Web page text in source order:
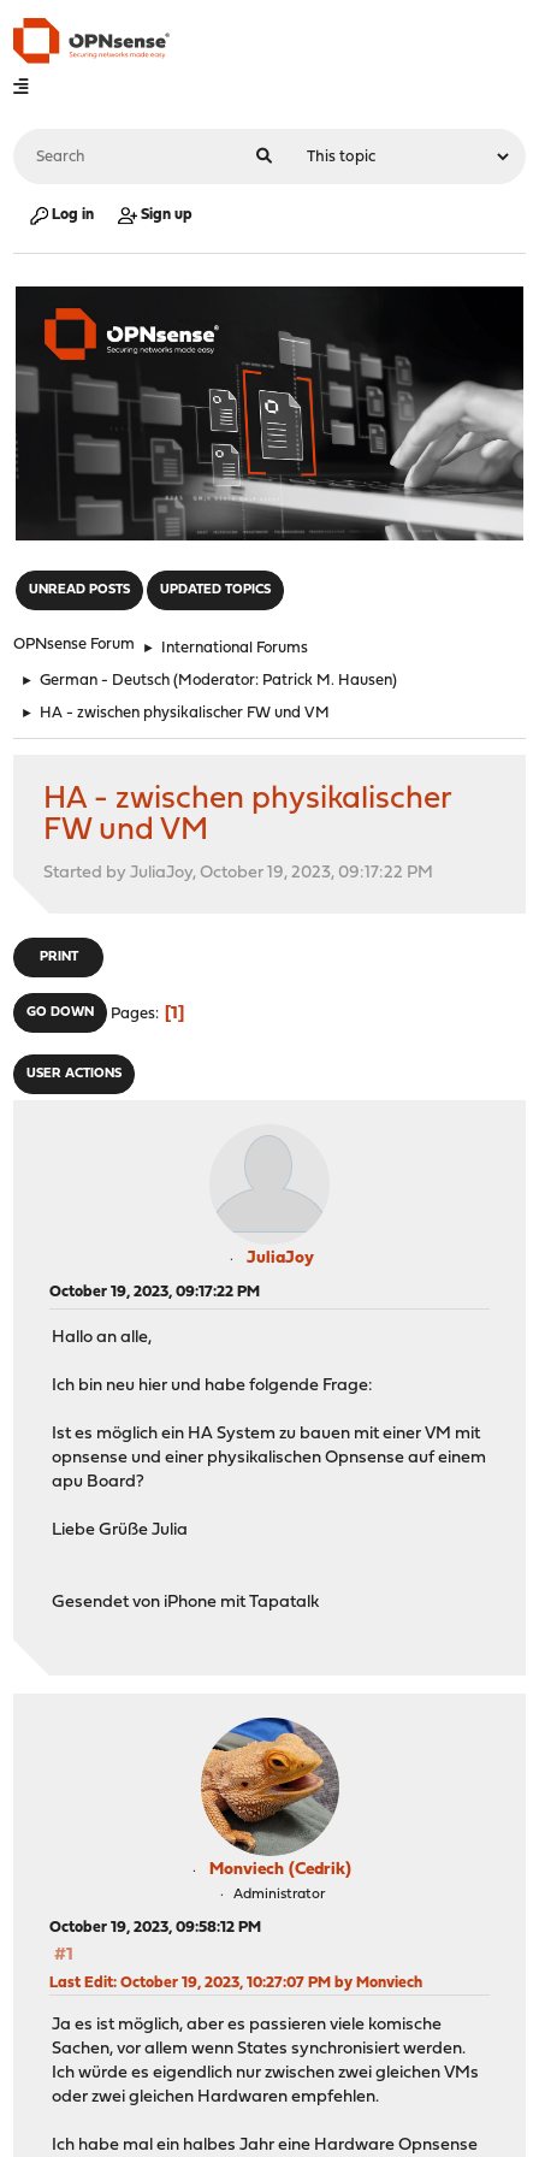
Log in Sign up
UNREAD POSTS UPDATED TOPICS
OPNsense Forum ► International Forums
► German - Deutsch (Moderator: Patrick M. Hausen)
► HA - zwischen physikalischer FW und VM
HA - zwischen physikalischer
FW und VM
Started by JuliaJoy, October 19, 2023, 09:17:22 PM
PRINT
GO DOWN Pages 1
USER ACTIONS
JuliaJoy
October 19, 2023, 09:17:22 PM
Hallo an alle,
Ich bin neu hier und habe folgende Frage:
Ist es möglich ein HA System zu bauen mit einer VM mit
opnsense und einer physikalischen Opnsense auf einem
apu Board?
Liebe Grüße Julia
Gesendet von iPhone mit Tapatalk
Monviech (Cedrik)
Administrator
October 19, 2023, 09:58:12 PM
#1
Last Edit: October 19, 2023, 10:27:07 PM by Monviech
Ja es ist möglich, aber es passieren viele komische
Sachen, vor allem wenn States synchronisiert werden.
Ich würde es eigendlich nur zwischen zwei gleichen VMs
oder zwei gleichen Hardwaren empfehlen.
Ich habe mal ein halbes Jahr eine Hardware Opnsense